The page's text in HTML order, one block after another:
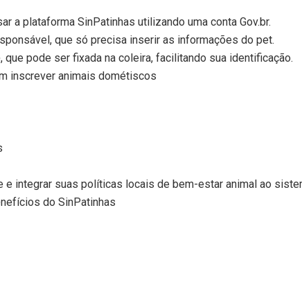
a plataforma SinPatinhas utilizando uma conta Gov.br.
que só precisa inserir as informações do pet.
que pode ser fixada na coleira, facilitando sua identificação.
inscrever animais dométiscos
e integrar suas políticas locais de bem-estar animal ao
do SinPatinhas